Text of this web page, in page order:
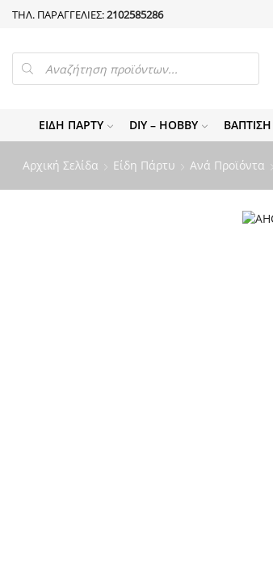
ΤΗΛ. ΠΑΡΑΓΓΕΛΙΕΣ:2102585286
PRODUCTS
SEARCH
ΕΊΔΗ ΠΆΡΤΥ DIY – HOBBY ΒΆΠΤΙΣΗ
Αρχική Σελίδα Είδη Πάρτυ Ανά Προϊόντα